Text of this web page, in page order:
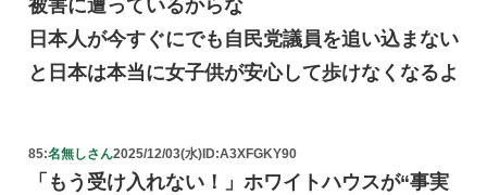
被害に遭っているからな
日本人が今すぐにでも自民党議員を追い込まない
と日本は本当に女子供が安心して歩けなくなるよ
85:名無しさん2025/12/03(水) ID:A3XFGKY90
「もう受け入れない！」ホワイトハウスが“事実